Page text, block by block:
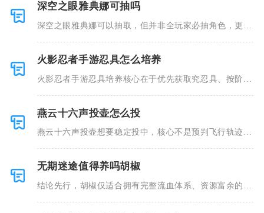
深空之眼雅典娜可抽吗
深空之眼雅典娜可以抽取，但并非全玩家必抽角色，更适
火影忍者手游忍具怎么培养
火影忍者手游忍具培养核心在于优先获取究忍具、按阶段
燕云十六声投壶怎么投
燕云十六声投壶想要稳定投中，核心不是预判飞行轨迹，
无期迷途值得养吗胡椒
结论先行，胡椒仅适合拥有完整流血体系、资源富余的玩